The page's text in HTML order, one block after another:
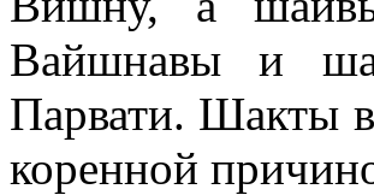
Вайшнавы и
Парвати. Шакты
коренной